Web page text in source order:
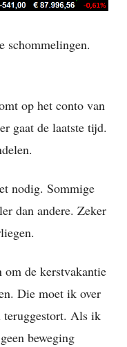
schommelingen.
op het conto van
gaat de laatste tijd.
nodig. Sommige
dan andere. Zeker
om de kerstvakantie
Die moet ik over
teruggestort. Als ik
beweging